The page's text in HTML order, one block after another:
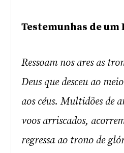
Testemunhas de um
Ressoam nos ares as
Deus que desceu ao
aos céus. Multidões de
voos arriscados,
regressa ao trono de